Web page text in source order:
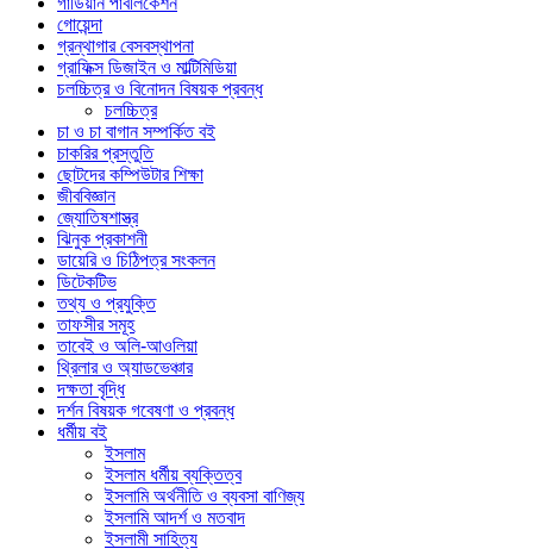
গোয়েন্দা
গ্রন্থাগার বেসবস্থাপনা
গ্রাফিক্স ডিজাইন ও মাল্টিমিডিয়া
চলচ্চিত্র ও বিনোদন বিষয়ক প্রবন্ধ
চলচ্চিত্র
চা ও চা বাগান সম্পর্কিত বই
চাকরির প্রস্তুতি
ছোটদের কম্পিউটার শিক্ষা
জীববিজ্ঞান
জ্যোতিষশাস্ত্র
ঝিনুক প্রকাশনী
ডায়েরি ও চিঠিপত্র সংকলন
ডিটেকটিভ
তথ্য ও প্রযুক্তি
তাফসীর সমূহ
তাবেই ও অলি-আওলিয়া
থ্রিলার ও অ্যাডভেঞ্চার
দক্ষতা বৃদ্ধি
দর্শন বিষয়ক গবেষণা ও প্রবন্ধ
ধর্মীয় বই
ইসলাম
ইসলাম ধর্মীয় ব্যক্তিত্ব
ইসলামি অর্থনীতি ও ব্যবসা বাণিজ্য
ইসলামি আদর্শ ও মতবাদ
ইসলামী সাহিত্য